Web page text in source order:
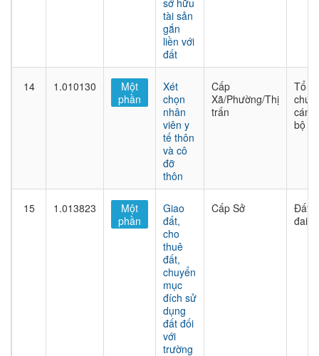
sở hữu
tài sản
gắn
liền với
đất
14 1.010130
Một
phần
Xét
chọn
nhân
viên y
tế thôn
và cô
đỡ
thôn
Cấp
Xã/Phường/Thị
trấn
Tổ
chức
cán
bộ
15 1.013823
Một
phần
Giao
đất,
cho
thuê
đất,
chuyển
mục
đích sử
dụng
đất đối
với
trường
Cấp Sở
Đất
đai